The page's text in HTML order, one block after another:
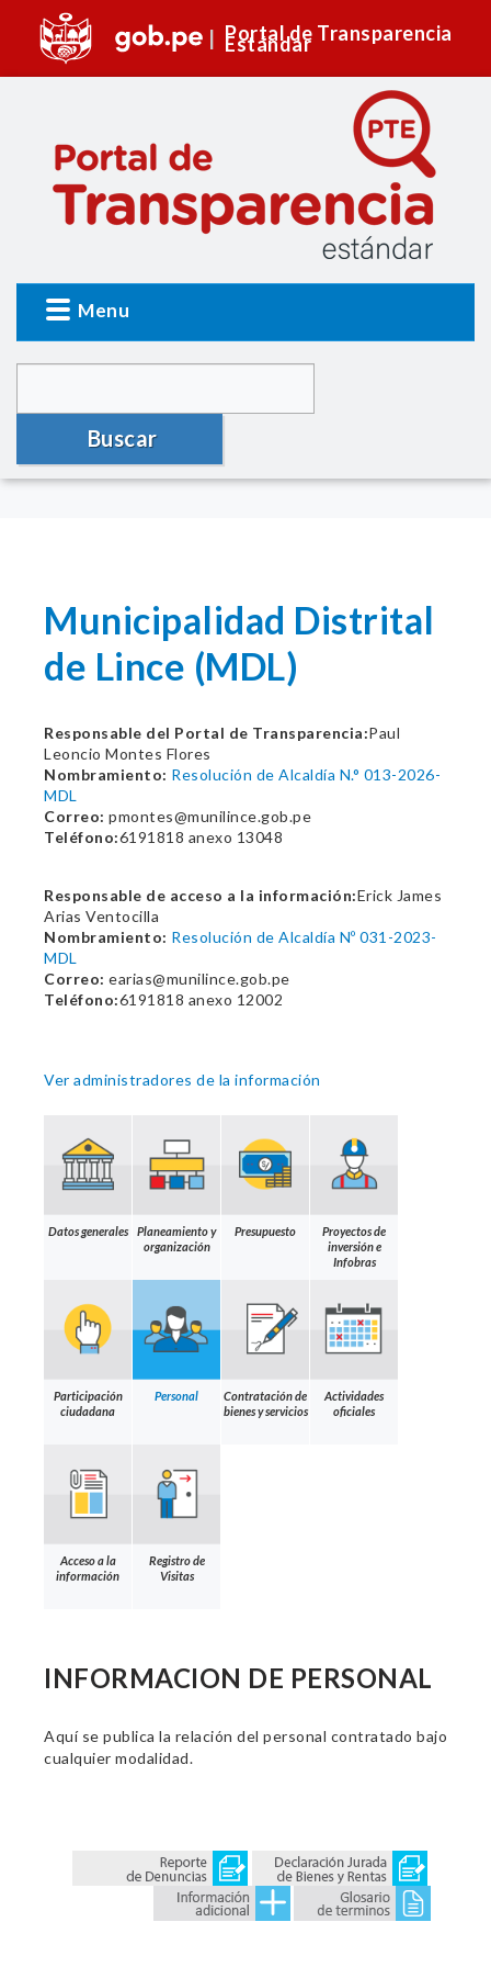
Portal de Transparencia
Estándar
Menu
Buscar
Municipalidad Distrital
de Lince (MDL)
Responsable del Portal de Transparencia:Paul
Leoncio Montes Flores
Nombramiento: Resolución de Alcaldía N.° 013-2026-
MDL
Correo: pmontes@munilince.gob.pe
Teléfono:6191818 anexo 13048
Responsable de acceso a la información:Erick James
Arias Ventocilla
Nombramiento: Resolución de Alcaldía Nº 031-2023-
MDL
Correo: earias@munilince.gob.pe
Teléfono:6191818 anexo 12002
Ver administradores de la información
Datos generales
Planeamiento y
organización
Presupuesto
Proyectos de
inversión e
Infobras
Participación
ciudadana
Personal
Contratación de
bienes y servicios
Actividades
oficiales
Acceso a la
información
Registro de
Visitas
INFORMACION DE PERSONAL
Aquí se publica la relación del personal contratado bajo
cualquier modalidad.